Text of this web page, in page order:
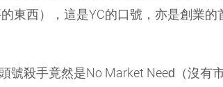
東西），這是YC的口號，亦是創業的
殺手竟然是No Market Need（沒有